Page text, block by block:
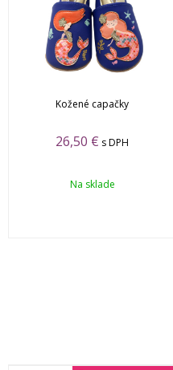
Kožené capačky
26,50 € s DPH
Na sklade